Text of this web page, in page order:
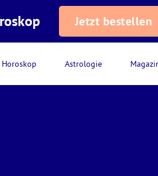
Horoskop Astrologie
Jetzt bestellen